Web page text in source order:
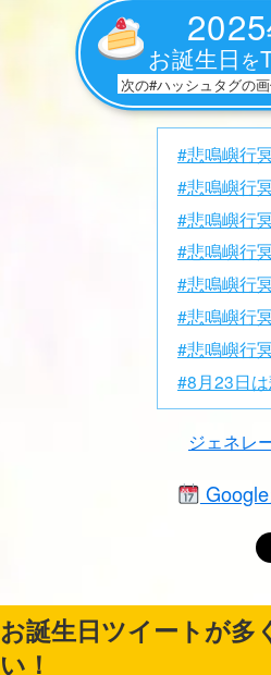
2025
お誕生日を
次の#ハッシュタグの
#悲鳴嶼行
#悲鳴嶼行
#悲鳴嶼行
#悲鳴嶼行
#悲鳴嶼行
#悲鳴嶼行
#悲鳴嶼行
#8月23日
ジェネレ
お誕生日ツイートが多
い！